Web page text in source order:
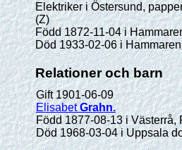
Elektriker i Östersund,
(Z)
Född 1872-11-04 i
Död 1933-02-06 i
Relationer och barn
Gift 1901-06-09
Elisabet Grahn.
Född 1877-08-13 i Västerrå,
Död 1968-03-04 i Uppsala